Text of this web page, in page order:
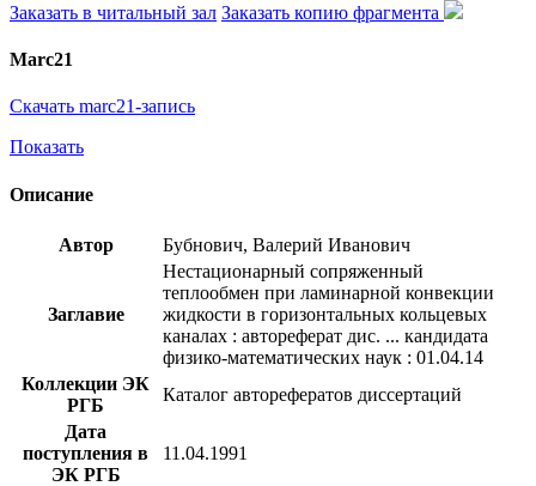
Заказать в читальный зал Заказать копию фрагмента
Marc21
Скачать marc21-запись
Показать
Описание
Автор Бубнович, Валерий Иванович
Заглавие
Нестационарный сопряженный
теплообмен при ламинарной конвекции
жидкости в горизонтальных кольцевых
каналах : автореферат дис. ... кандидата
физико-математических наук : 01.04.14
Коллекции ЭК
РГБ
Каталог авторефератов диссертаций
Дата
поступления в
ЭК РГБ
11.04.1991